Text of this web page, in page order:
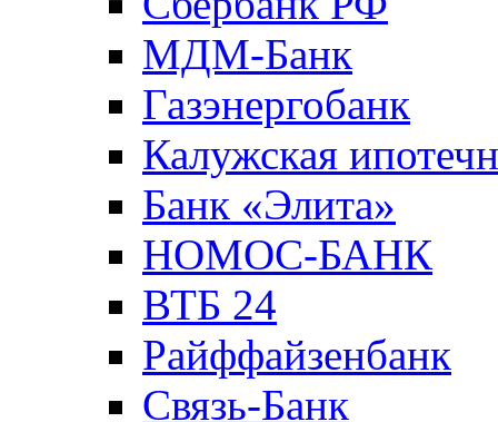
МДМ-Банк
Газэнергобанк
Калужская
Банк «Элита»
НОМОС-БАНК
ВТБ 24
Райффайзенбанк
Связь-Банк